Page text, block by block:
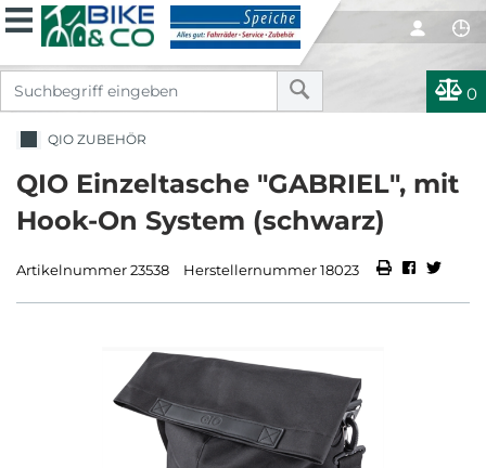
0
QIO ZUBEHÖR
QIO Einzeltasche "GABRIEL", mit
Hook-On System (schwarz)
Artikelnummer 23538 Herstellernummer 18023